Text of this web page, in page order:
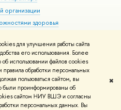
для улучшения работы сайта
его использования. Более
использовании файлов cookies
правила обработки персональных
пользоваться сайтом, вы
были проинформированы об
сайтом НИУ ВШЭ и согласны
персональных данных. Вы
✖
организации
здоровья
и контакты Условия использования
Карта сайта